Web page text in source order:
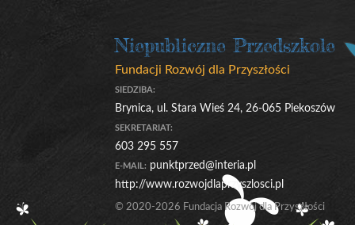
Niepubliczne Przedszkole
Fundacji Rozwój dla Przyszłości
SIEDZIBA:
Brynica, ul. Stara Wieś 24, 26-065 Piekoszów
SEKRETARIAT:
603 295 557
E-MAIL: punktprzed@interia.pl
http://www.rozwojdlaprzyszlosci.pl
© 2020-2026 Fundacja Rozwój dla Przyszłości